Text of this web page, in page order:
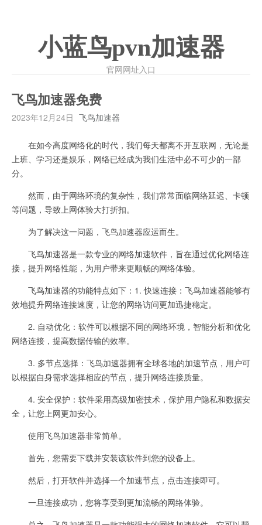
小蓝鸟pvn加速器
官网网址入口
飞鸟加速器免费
2023年12月24日 飞鸟加速器
在如今高度网络化的时代，我们每天都离不开互联网，无论是
上班、学习还是娱乐，网络已经成为我们生活中必不可少的一部
分。
然而，由于网络环境的复杂性，我们常常面临网络延迟、卡顿
等问题，导致上网体验大打折扣。
为了解决这一问题，飞鸟加速器应运而生。
飞鸟加速器是一款专业的网络加速软件，旨在通过优化网络连
接，提升网络性能，为用户带来更顺畅的网络体验。
飞鸟加速器的功能特点如下：1. 快速连接：飞鸟加速器能够有
效地提升网络连接速度，让您的网络访问更加迅捷稳定。
2. 自动优化：软件可以根据不同的网络环境，智能分析和优化
网络连接，提高数据传输的效率。
3. 多节点选择：飞鸟加速器拥有全球各地的加速节点，用户可
以根据自身需求选择相应的节点，提升网络连接质量。
4. 安全保护：软件采用高级加密技术，保护用户隐私和数据安
全，让您上网更加安心。
使用飞鸟加速器非常简单。
首先，您需要下载并安装该软件到您的设备上。
然后，打开软件并选择一个加速节点，点击连接即可。
一旦连接成功，您将享受到更加流畅的网络体验。